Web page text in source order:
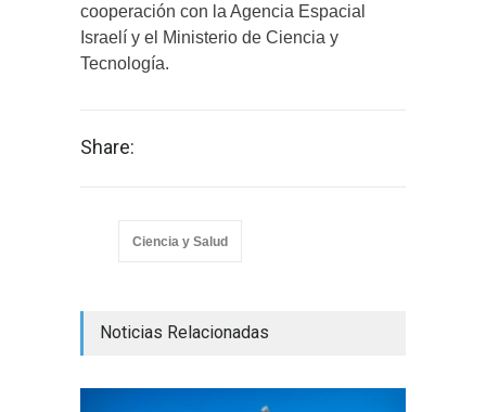
cooperación con la Agencia Espacial
Israelí y el Ministerio de Ciencia y
Tecnología.
Share:
Ciencia y Salud
Noticias Relacionadas